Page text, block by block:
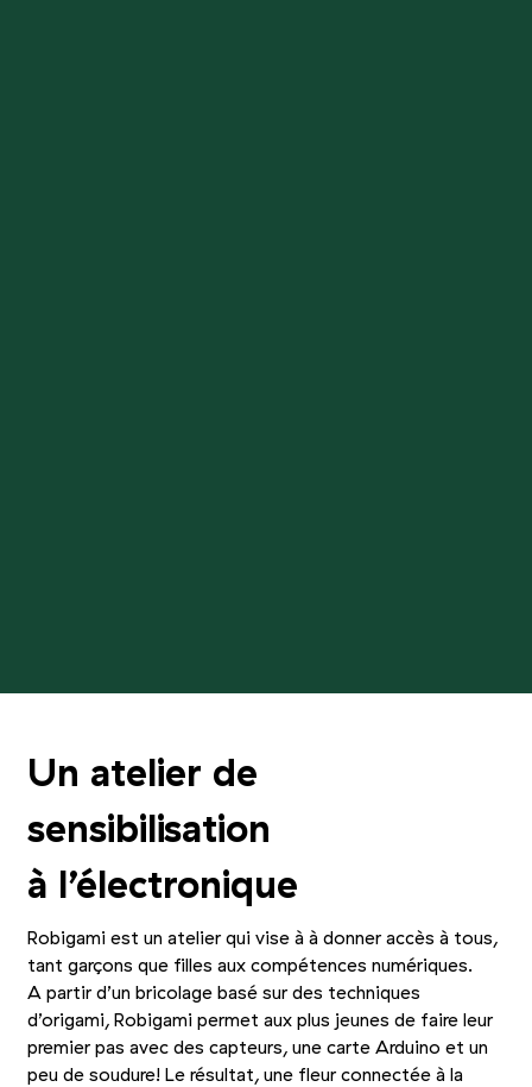
Un atelier de
sensibilisation
à l’électronique
Robigami est un atelier qui vise à à donner accès à tous,
tant garçons que filles aux compétences numériques.
A partir d’un bricolage basé sur des techniques
d’origami, Robigami permet aux plus jeunes de faire leur
premier pas avec des capteurs, une carte Arduino et un
peu de soudure! Le résultat, une fleur connectée à la